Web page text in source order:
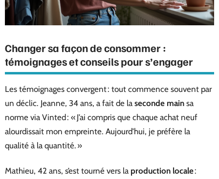
Changer sa façon de consommer :
témoignages et conseils pour s’engager
Les témoignages convergent : tout commence souvent par
un déclic. Jeanne, 34 ans, a fait de la seconde main sa
norme via Vinted : « J’ai compris que chaque achat neuf
alourdissait mon empreinte. Aujourd’hui, je préfère la
qualité à la quantité. »
Mathieu, 42 ans, s’est tourné vers la production locale: